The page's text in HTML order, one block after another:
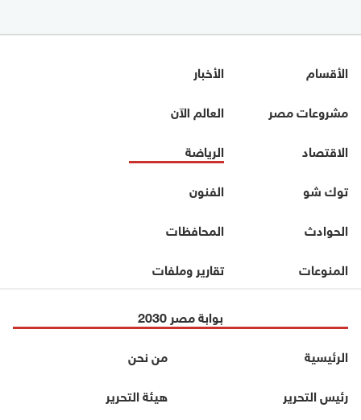
الأقسام
الأخبار
مشروعات مصر
العالم الآن
الاقتصاد
الرياضة
توك شو
الفنون
الحوادث
المحافظات
المنوعات
تقارير وملفات
بوابة مصر 2030
الرئيسية
من نحن
رئيس التحرير
هيئة التحرير